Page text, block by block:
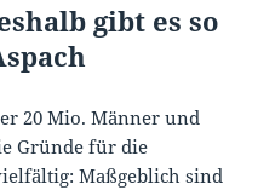
gibt es so
20 Mio. Männer und
Gründe für die
Maßgeblich sind